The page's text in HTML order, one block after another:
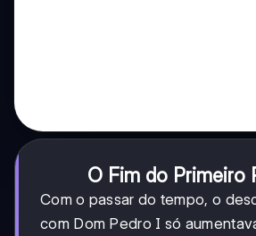
O Fim do Primeiro
Com o passar do tempo, o
com Dom Pedro I só